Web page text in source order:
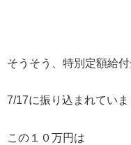
そうそう、特別定額給
7/17に振り込まれていま
この１０万円は